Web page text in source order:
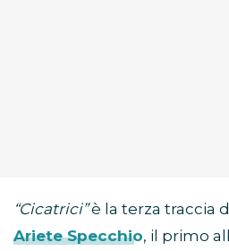
“Cicatrici”è la terza traccia
Ariete Specchio, il primo